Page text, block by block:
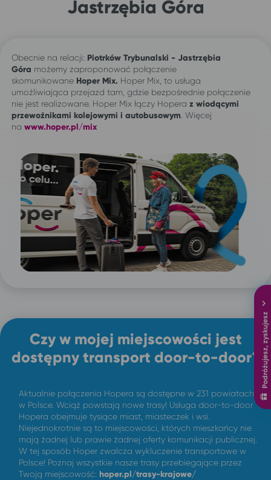
Podróżujesz, zyskujesz
Jastrzębia Góra
Obecnie na relacji: Piotrków Trybunalski - Jastrzębia
Góra możemy zaproponować połączenie
skomunikowane Hoper Mix. Hoper Mix, to usługa
umożliwiająca przejazd tam, gdzie bezpośrednie połączenie
nie jest realizowane. Hoper Mix łączy Hopera z wiodącymi
przewoźnikami kolejowymi i autobusowym . Więcej
na www.hoper.pl/mix
Czy w mojej miejscowości jest
dostępny transport door-to-door?
Aktualnie połączenia Hopera są dostępne w 231 powiatach
w Polsce. Wciąż powstają nowe trasy! Usługa door-to-door
Hopera obejmuje tysiące miast, miasteczek i wsi.
Niejednokrotnie są to miejscowości, których mieszkańcy nie
mają żadnej lub prawie żadnej oferty komunikacji publicznej.
W tej sposób Hoper zwalcza wykluczenie transportowe w
Polsce! Poznaj wszystkie nasze trasy przebiegające przez
Twoją miejscowość: hoper.pl/trasy-krajowe/